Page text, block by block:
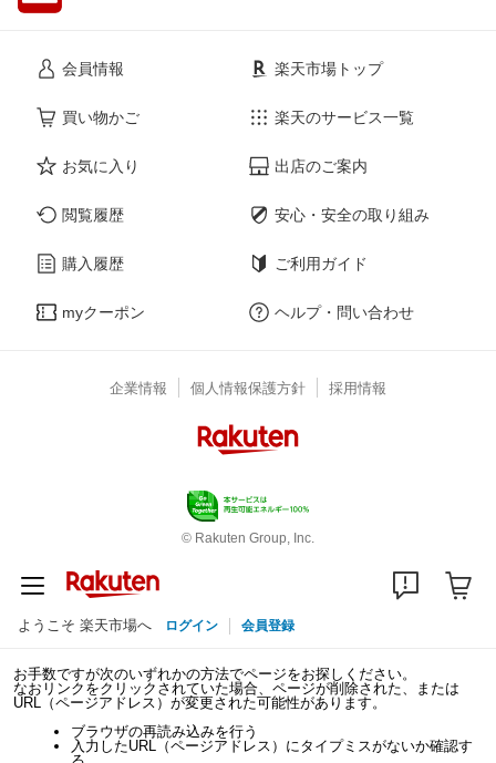
会員情報
買い物かご
お気に入り
閲覧履歴
購入履歴
myクーポン
楽天市場トップ
楽天のサービス一覧
出店のご案内
安心・安全の取り組み
ご利用ガイド
ヘルプ・問い合わせ
企業情報 個人情報保護方針 採用情報
© Rakuten Group, Inc.
ようこそ 楽天市場へ ログイン 会員登録
お手数ですが次のいずれかの方法でページをお探しください。
なおリンクをクリックされていた場合、ページが削除された、または
URL（ページアドレス）が変更された可能性があります。
ブラウザの再読み込みを行う
入力したURL（ページアドレス）にタイプミスがないか確認す